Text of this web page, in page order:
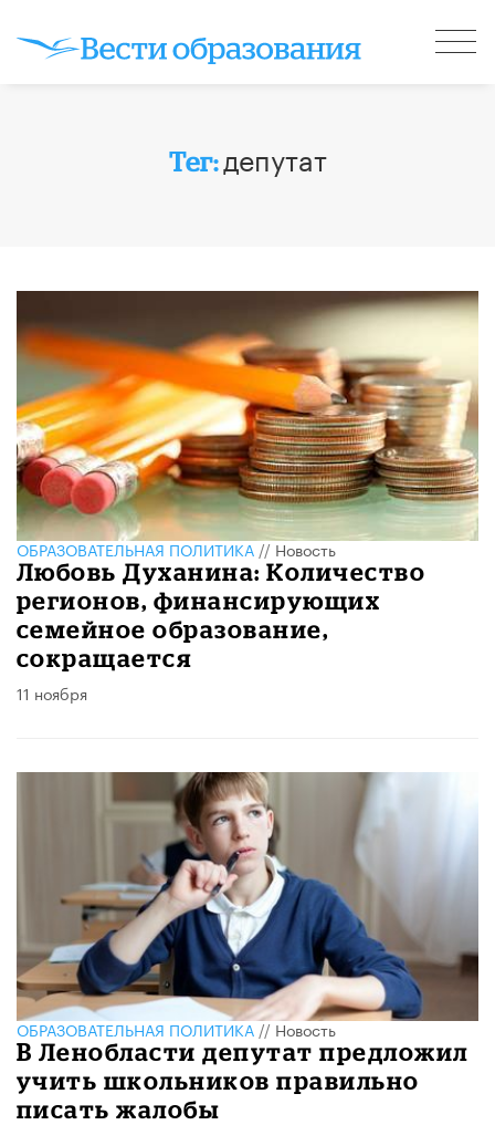
Тег:депутат
ОБРАЗОВАТЕЛЬНАЯ ПОЛИТИКА//Новость
Любовь Духанина: Количество
регионов, финансирующих
семейное образование,
сокращается
11 ноября
ОБРАЗОВАТЕЛЬНАЯ ПОЛИТИКА//Новость
В Ленобласти депутат предложил
учить школьников правильно
писать жалобы